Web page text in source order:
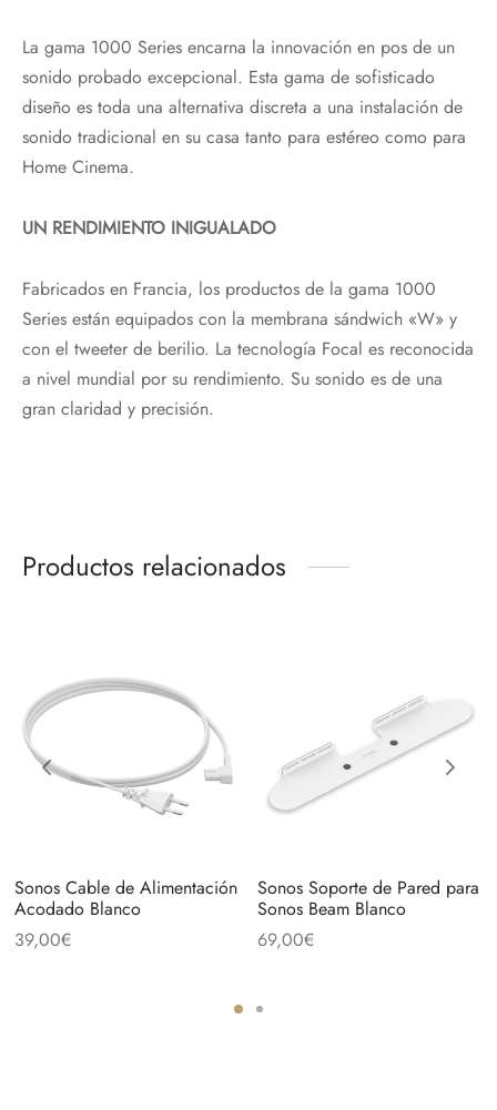
La gama 1000 Series encarna la innovación en pos de un
sonido probado excepcional. Esta gama de sofisticado
diseño es toda una alternativa discreta a una instalación de
sonido tradicional en su casa tanto para estéreo como para
Home Cinema.
UN RENDIMIENTO INIGUALADO
Fabricados en Francia, los productos de la gama 1000
Series están equipados con la membrana sándwich «W» y
con el tweeter de berilio. La tecnología Focal es reconocida
a nivel mundial por su rendimiento. Su sonido es de una
gran claridad y precisión.
Productos relacionados
Sonos Cable de Alimentación
Acodado Blanco
39,00€
Sonos Soporte de Pared para
Sonos Beam Blanco
69,00€